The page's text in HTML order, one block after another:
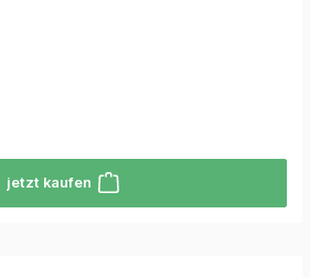
jetzt kaufen